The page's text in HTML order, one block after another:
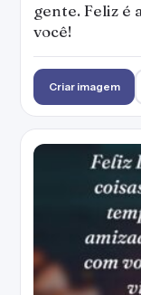
gente. Feliz é
você!
Criar imagem